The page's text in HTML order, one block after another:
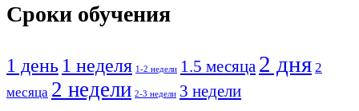
Сроки обучения
1 день 1 неделя 1-2 недели 1.5 месяца 2 дня 2
месяца 2 недели 2-3 недели 3 недели